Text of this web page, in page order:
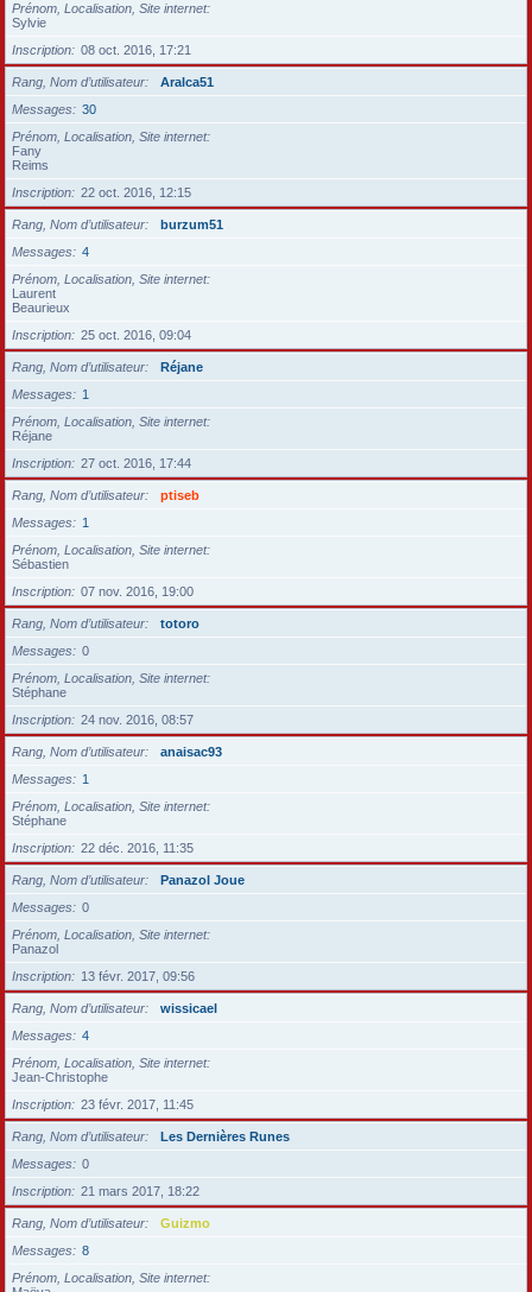
Prénom, Localisation, Site internet
Sylvie
Inscription
08 oct. 2016, 17:21
Rang, Nom d’utilisateur
Aralca51
Messages
30
Prénom, Localisation, Site internet
Fany
Reims
Inscription
22 oct. 2016, 12:15
Rang, Nom d’utilisateur
burzum51
Messages
4
Prénom, Localisation, Site internet
Laurent
Beaurieux
Inscription
25 oct. 2016, 09:04
Rang, Nom d’utilisateur
Réjane
Messages
1
Prénom, Localisation, Site internet
Réjane
Inscription
27 oct. 2016, 17:44
Rang, Nom d’utilisateur
ptiseb
Messages
1
Prénom, Localisation, Site internet
Sébastien
Inscription
07 nov. 2016, 19:00
Rang, Nom d’utilisateur
totoro
Messages
0
Prénom, Localisation, Site internet
Stéphane
Inscription
24 nov. 2016, 08:57
Rang, Nom d’utilisateur
anaisac93
Messages
1
Prénom, Localisation, Site internet
Stéphane
Inscription
22 déc. 2016, 11:35
Rang, Nom d’utilisateur
Panazol Joue
Messages
0
Prénom, Localisation, Site internet
Panazol
Inscription
13 févr. 2017, 09:56
Rang, Nom d’utilisateur
wissicael
Messages
4
Prénom, Localisation, Site internet
Jean-Christophe
Inscription
23 févr. 2017, 11:45
Rang, Nom d’utilisateur
Les Dernières Runes
Messages
0
Inscription
21 mars 2017, 18:22
Rang, Nom d’utilisateur
Guizmo
Messages
8
Prénom, Localisation, Site internet